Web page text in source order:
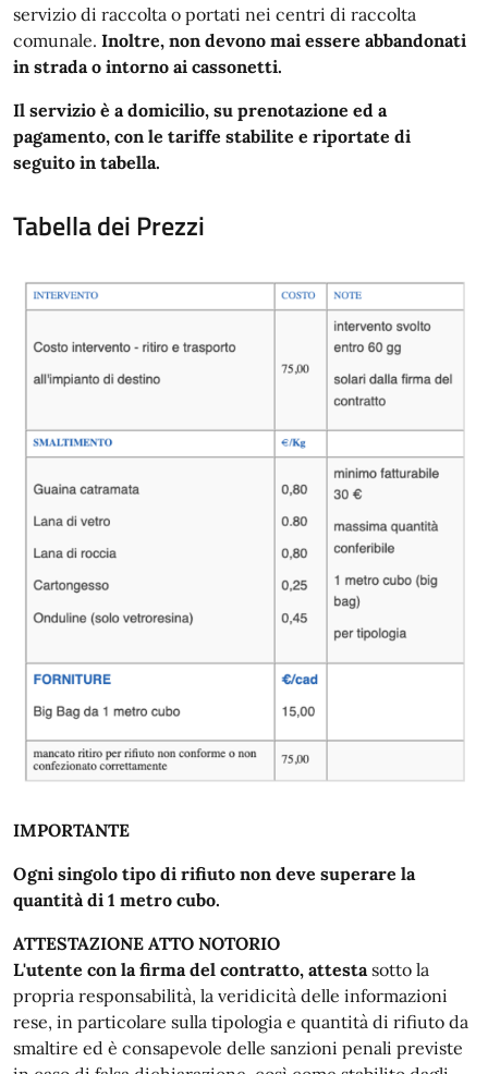
servizio di raccolta o portati nei centri di raccolta
comunale. Inoltre, non devono mai essere abbandonati
in strada o intorno ai cassonetti.
Il servizio è a domicilio, su prenotazione ed a
pagamento, con le tariffe stabilite e riportate di
seguito in tabella.
Tabella dei Prezzi
IMPORTANTE
Ogni singolo tipo di rifiuto non deve superare la
quantità di 1 metro cubo.
ATTESTAZIONE ATTO NOTORIO
L'utente con la firma del contratto, attesta sotto la
propria responsabilità, la veridicità delle informazioni
rese, in particolare sulla tipologia e quantità di rifiuto da
smaltire ed è consapevole delle sanzioni penali previste